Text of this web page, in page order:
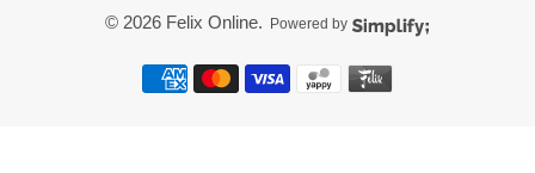
© 2026 Felix Online. Powered by